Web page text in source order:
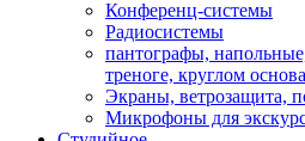
Конференц-системы
Радиосистемы
пантографы,
треноге, круглом
Экраны, ветрозащита,
Микрофоны для